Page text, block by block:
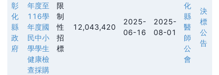
彰
化
縣
政
府
年度至
116學
年度國
民中小
學學生
健康檢
查採購
限
制
性
招
標
12,043,420
2025-
06-16
2025-
08-01
化
縣
醫
師
公
會
決
標
公
告